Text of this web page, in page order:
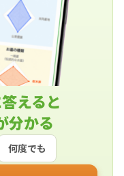
えると
分かる
何度でも